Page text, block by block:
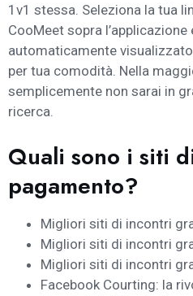
1v1 stessa. Seleziona la tua
CooMeet sopra l’applicazione
automaticamente
per tua comodità. Nella
semplicemente non sarai in
ricerca.
Quali sono i siti
pagamento?
Migliori siti di incontri
Migliori siti di incontri
Migliori siti di incontri
Facebook Courting: la